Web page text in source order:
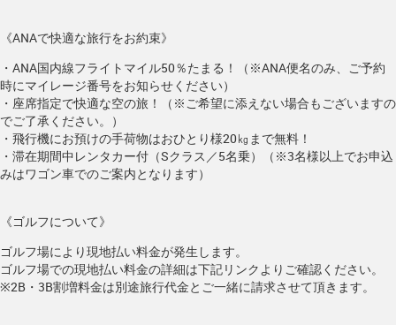
《ANAで快適な旅行をお約束》
・ANA国内線フライトマイル50％たまる！（※ANA便名のみ、ご予約
時にマイレージ番号をお知らせください）
・座席指定で快適な空の旅！（※ご希望に添えない場合もございますの
でご了承ください。）
・飛行機にお預けの手荷物はおひとり様20㎏まで無料！
・滞在期間中レンタカー付（Sクラス／5名乗）（※3名様以上でお申込
みはワゴン車でのご案内となります）
《ゴルフについて》
ゴルフ場により現地払い料金が発生します。
ゴルフ場での現地払い料金の詳細は下記リンクよりご確認ください。
※2B・3B割増料金は別途旅行代金とご一緒に請求させて頂きます。